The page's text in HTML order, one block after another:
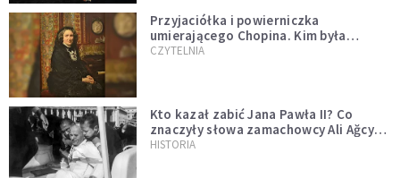
Przyjaciółka i powierniczka
umierającego Chopina. Kim była
Marcelina Czartoryska?
CZYTELNIA
Kto kazał zabić Jana Pawła II? Co
znaczyły słowa zamachowcy Ali Ağcy
do papieża: "Dlaczego ty żyjesz"?
HISTORIA